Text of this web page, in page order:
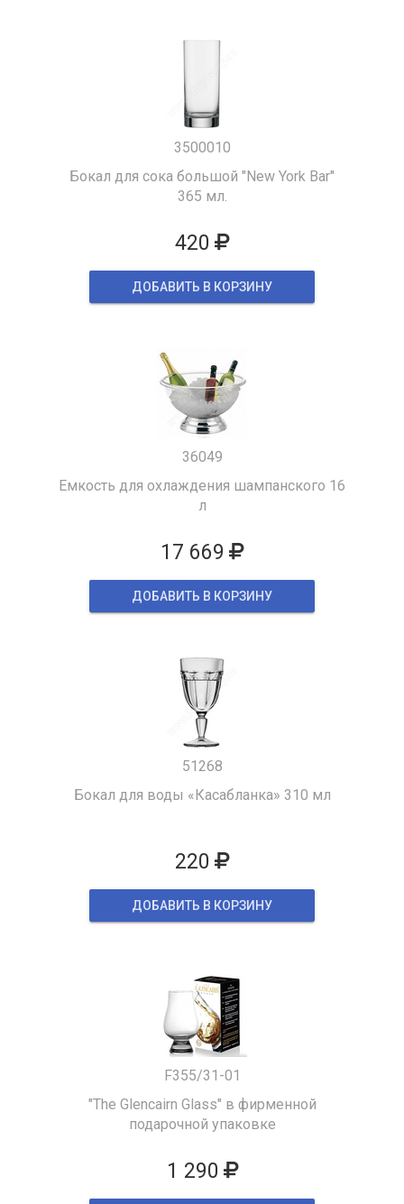
3500010
Бокал для сока большой "New York Bar"
365 мл.
420
ДОБАВИТЬ В КОРЗИНУ
36049
Емкость для охлаждения шампанского 16
л
17 669
ДОБАВИТЬ В КОРЗИНУ
51268
Бокал для воды «Касабланка» 310 мл
220
ДОБАВИТЬ В КОРЗИНУ
F355/31-01
"The Glencairn Glass" в фирменной
подарочной упаковке
1 290